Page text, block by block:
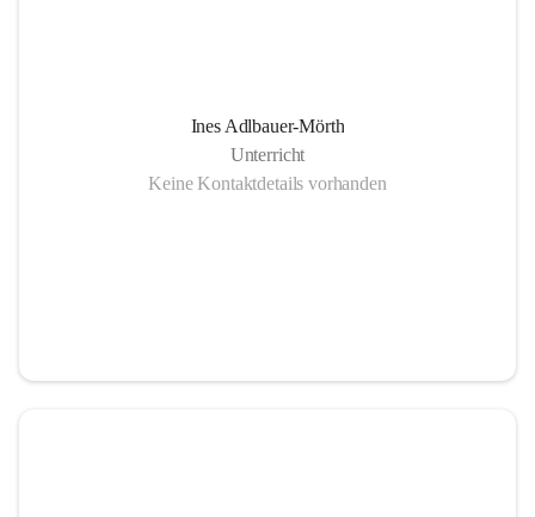
Ines Adlbauer-Mörth
Unterricht
Keine Kontaktdetails vorhanden